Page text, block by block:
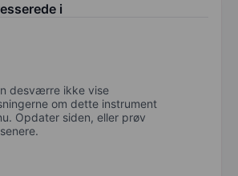
i
desværre ikke vise
om dette instrument
Opdater siden, eller prøv